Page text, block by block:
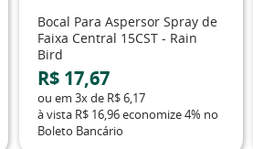
Bocal Para Aspersor Spray de
Faixa Central 15CST - Rain
Bird
R$ 17,67
ou em 3xde R$ 6,17
à vista R$ 16,96economize4% no
Boleto Bancário